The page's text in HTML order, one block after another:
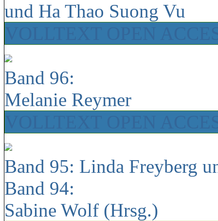
und Ha Thao Suong Vu
Band 96:
Melanie Reymer
Band 95: Linda Freyberg
Band 94:
Sabine Wolf (Hrsg.)